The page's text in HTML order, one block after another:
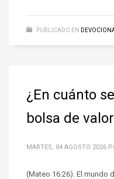
PUBLICADO EN
¿En cuánto
bolsa de
MARTES, 04 AGOSTO 2026
(Mateo 16:26). El mundo